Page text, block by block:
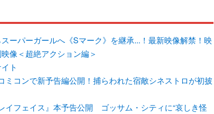
スーパーガールへ《Sマーク》を継承...！最新映像解禁！映
像＜超絶アクション編＞
ト
ミコンで新予告編公開！捕らわれた宿敵シネストロが初披
イフェイス』本予告公開 ゴッサム・シティに“哀しき怪